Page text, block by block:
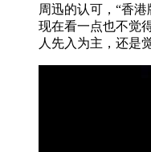
周迅的认可，“香
现在看一点也不觉
人先入为主，还是